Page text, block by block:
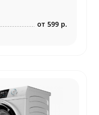
от 599 р.